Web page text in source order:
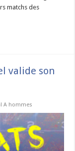
matchs des
valide son
A hommes